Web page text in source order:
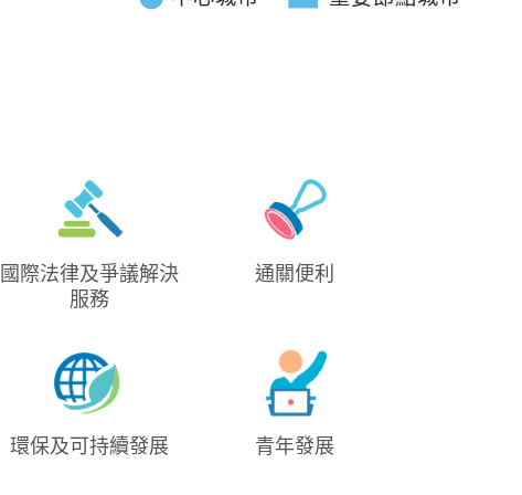
國際法律及爭議解決
服務
通關便利
環保及可持續發展 青年發展
《拾壹城話》
山頂纜車 新裝迎客
《港繫全球 商聚灣區》